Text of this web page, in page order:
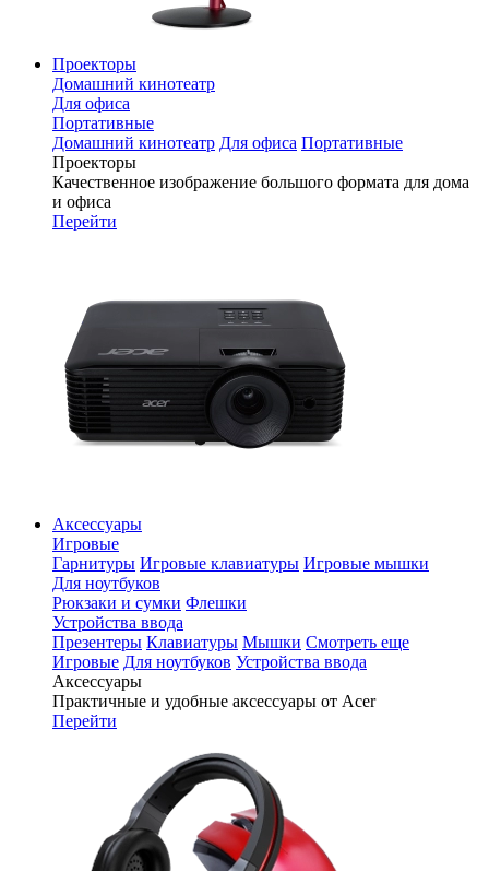
Проекторы
Домашний кинотеатр
Для офиса
Портативные
Домашний кинотеатр Для офиса Портативные
Проекторы
Качественное изображение большого формата для дома
и офиса
Перейти
Аксессуары
Игровые
Гарнитуры Игровые клавиатуры Игровые мышки
Для ноутбуков
Рюкзаки и сумки Флешки
Устройства ввода
Презентеры Клавиатуры Мышки Смотреть еще
Игровые Для ноутбуков Устройства ввода
Аксессуары
Практичные и удобные аксессуары от Acer
Перейти